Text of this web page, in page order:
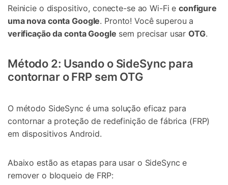
Reinicie o dispositivo, conecte-se ao Wi-Fi econfigure
uma nova conta Google. Pronto! Você superou a
verificação da conta Google sem precisar usarOTG.
Método 2: Usando o SideSync para
contornar o FRP sem OTG
O método SideSync é uma solução eficaz para
contornar a proteção de redefinição de fábrica (FRP)
em dispositivos Android.
Abaixo estão as etapas para usar o SideSync e
remover o bloqueio de FRP: